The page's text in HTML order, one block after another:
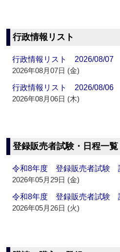
行政情報リスト
行政情報リスト 2026/08/07
2026年08月07日 (金)
行政情報リスト 2026/08/06
2026年08月06日 (木)
登録販売者試験・日程一覧
令和8年度 登録販売者試験
2026年05月29日 (金)
令和8年度 登録販売者試験
2026年05月26日 (火)